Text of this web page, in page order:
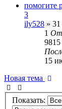
помогите
3
ily528 » 31
1
9815
15
Новая тема
Показать: